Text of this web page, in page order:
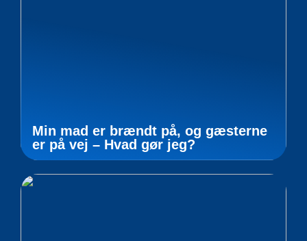
Min mad er brændt på, og gæsterne
er på vej – Hvad gør jeg?